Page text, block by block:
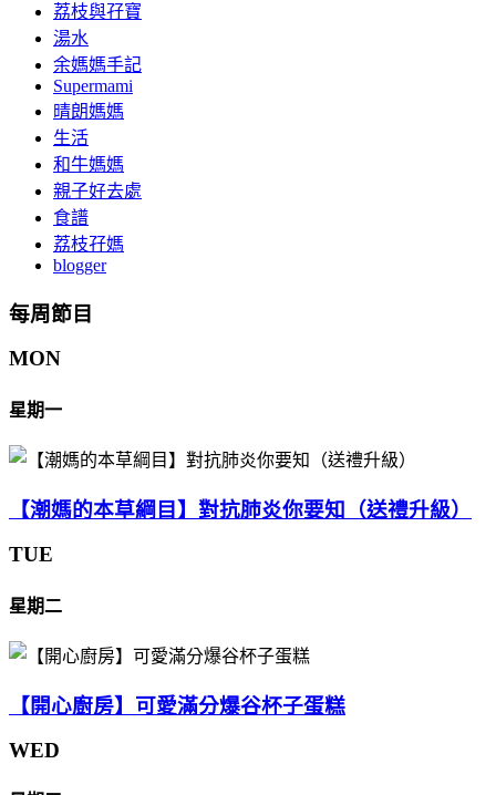
荔枝與孖寶
湯水
余媽媽手記
Supermami
晴朗媽媽
生活
和牛媽媽
親子好去處
食譜
荔枝孖媽
blogger
每周節目
MON
星期一
【潮媽的本草綱目】對抗肺炎你要知（送禮升級）
TUE
星期二
【開心廚房】可愛滿分爆谷杯子蛋糕
WED